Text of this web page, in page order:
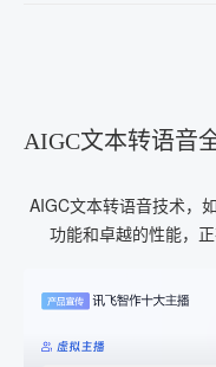
AIGC文本转语音
AIGC文本转语音技术，
功能和卓越的性能，
AI配音